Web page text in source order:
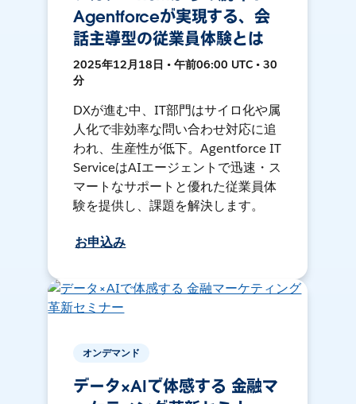
Agentforceが実現する、会
話主導型の従業員体験とは
2025年12月18日 • 午前06:00 UTC • 30
分
DXが進む中、IT部門はサイロ化や属
人化で非効率な問い合わせ対応に追
われ、生産性が低下。Agentforce IT
ServiceはAIエージェントで迅速・ス
マートなサポートと優れた従業員体
験を提供し、課題を解決します。
お申込み
オンデマンド
データ×AIで体感する 金融マ